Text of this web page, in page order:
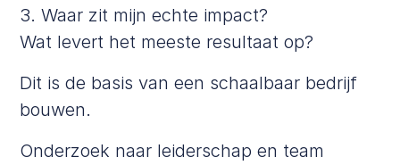
3. Waar zit mijn echte impact?
Wat levert het meeste resultaat op?
Dit is de basis van een schaalbaar bedrijf
bouwen.
Onderzoek naar leiderschap en team